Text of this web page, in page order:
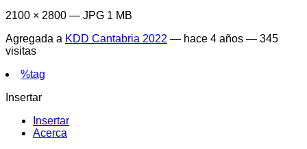
2100 × 2800 — JPG 1 MB
Agregada a KDD Cantabria 2022 — hace 4 años — 345
visitas
%tag
Insertar
Insertar
Acerca